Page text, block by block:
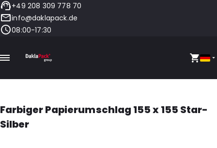
+49 208 309 778 70
info@daklapack.de
08:00-17:30
Farbiger Papierumschlag 155 x 155 Star-
Silber